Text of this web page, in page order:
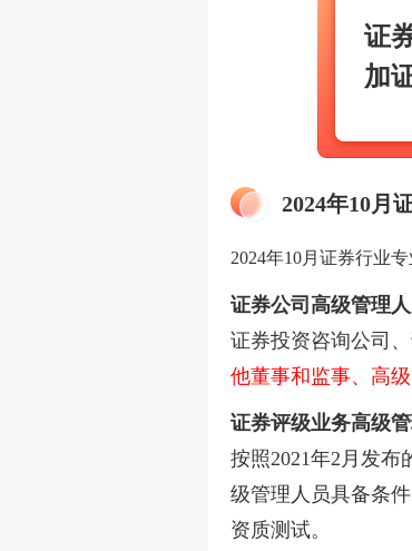
证
加
2024年10月
2024年10月证券行业
证券公司高级管理
证券投资咨询公司
他董事和监事、高
证券评级业务高级
按照2021年2月发
级管理人员具备条
资质测试。